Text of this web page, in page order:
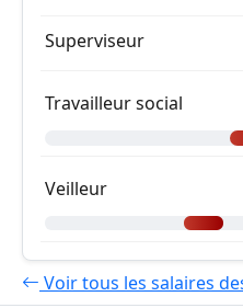
Superviseur
Travailleur social
Veilleur
Voir tous les salaires